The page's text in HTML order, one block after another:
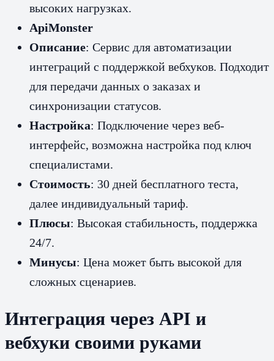
высоких нагрузках.
ApiMonster
Описание: Сервис для автоматизации
интеграций с поддержкой вебхуков. Подходит
для передачи данных о заказах и
синхронизации статусов.
Настройка: Подключение через веб-
интерфейс, возможна настройка под ключ
специалистами.
Стоимость: 30 дней бесплатного теста,
далее индивидуальный тариф.
Плюсы: Высокая стабильность, поддержка
24/7.
Минусы: Цена может быть высокой для
сложных сценариев.
Интеграция через API и
вебхуки своими руками